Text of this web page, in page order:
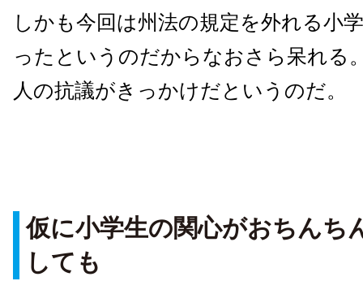
しかも今回は州法の規定を外れる小
ったというのだからなおさら呆れる
人の抗議がきっかけだというのだ。
仮に小学生の関心がおちんち
しても